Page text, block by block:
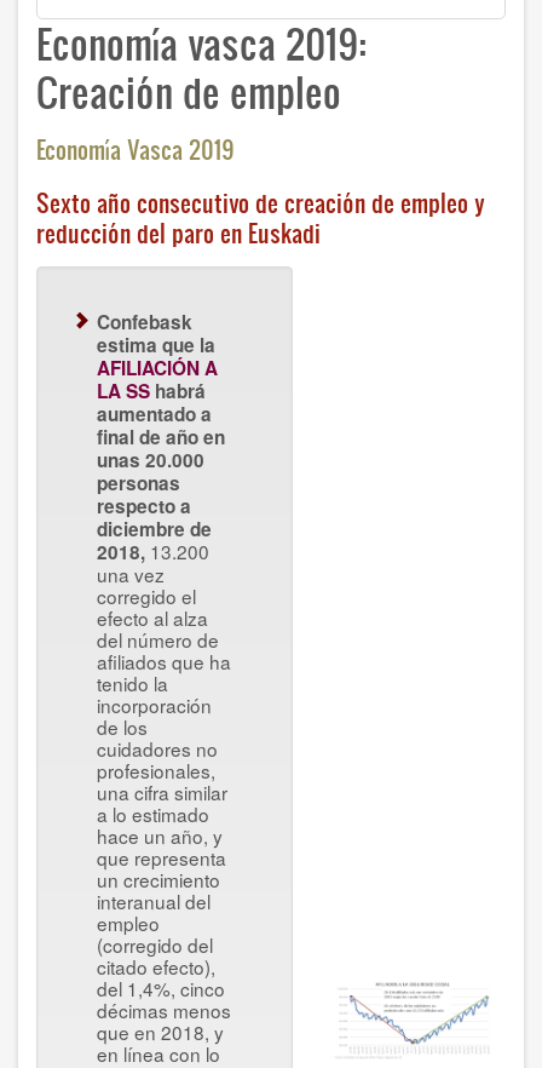
Economía vasca 2019:
Creación de empleo
Economía Vasca 2019
Sexto año consecutivo de creación de empleo y
reducción del paro en Euskadi
Confebask
estima que la
AFILIACIÓN A
LA SS habrá
aumentado a
final de año en
unas 20.000
personas
respecto a
diciembre de
2018, 13.200
una vez
corregido el
efecto al alza
del número de
afiliados que ha
tenido la
incorporación
de los
cuidadores no
profesionales,
una cifra similar
a lo estimado
hace un año, y
que representa
un crecimiento
interanual del
empleo
(corregido del
citado efecto),
del 1,4%, cinco
décimas menos
que en 2018, y
en línea con lo